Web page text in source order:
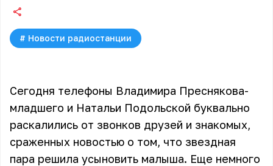
# Новости радиостанции
Сегодня телефоны Владимира Преснякова-
младшего и Натальи Подольской буквально
раскалились от звонков друзей и знакомых,
сраженных новостью о том, что звездная
пара решила усыновить малыша. Еще немного